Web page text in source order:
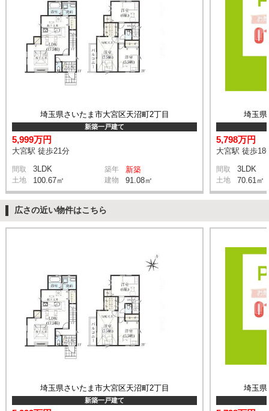
埼玉県さいたま市大宮区天沼町2丁目
新築一戸建て
5,999万円
大宮駅 徒歩21分
間取 3LDK 築年 新築
土地 100.67㎡ 建物 91.08㎡
埼玉県
5,798万円
大宮駅 徒歩18
間取 3LDK
土地 70.61㎡
広さの近い物件はこちら
埼玉県さいたま市大宮区天沼町2丁目
新築一戸建て
埼玉県